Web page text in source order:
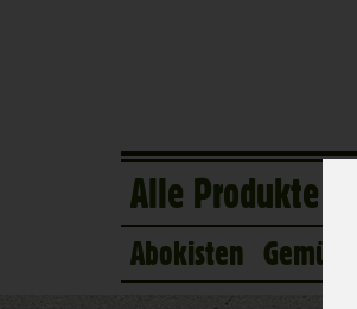
Abokisten Gemüse
Alle Produkte